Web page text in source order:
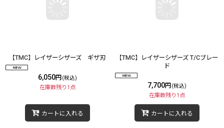
【TMC】レイザーシザーズ ギザ刃
6,050円 (税込)
在庫数残り1点
カートに入れる
【TMC】レイザーシザーズ T/Cブレー
ド
7,700円 (税込)
在庫数残り1点
カートに入れる